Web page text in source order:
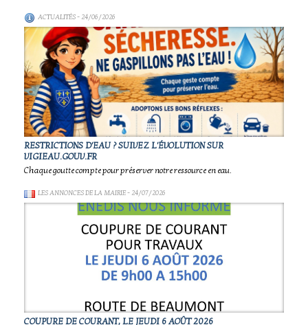
ACTUALITÉS- 24/06/2026
RESTRICTIONS D'EAU ? SUIVEZ L'ÉVOLUTION SUR
VIGIEAU.GOUV.FR
Chaque goutte compte pour préserver notre ressource en eau.
LES ANNONCES DE LA MAIRIE- 24/07/2026
COUPURE DE COURANT, LE JEUDI 6 AOÛT 2026